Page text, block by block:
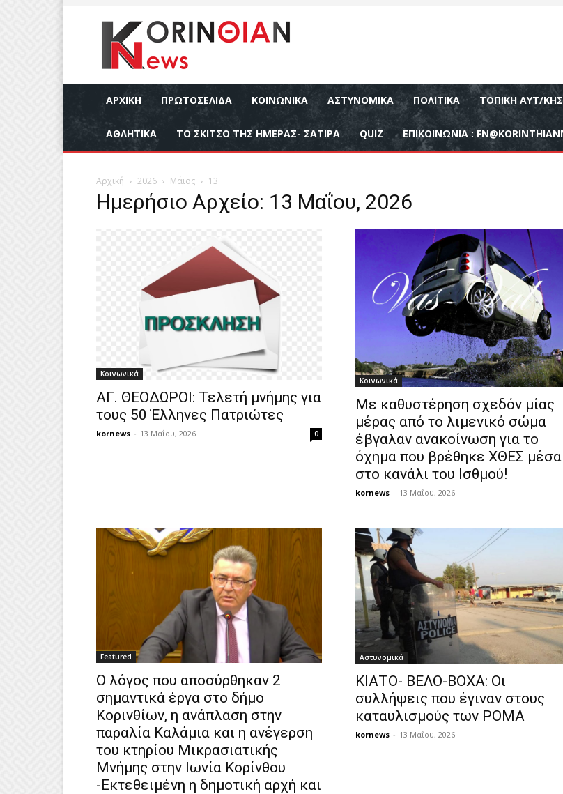
ΑΡΧΙΚΉ ΠΡΩΤΟΣΕΛΙΔΑ ΚΟΙΝΩΝΙΚΆ ΑΣΤΥΝΟΜΙΚΆ ΠΟΛΙΤΙΚΆ ΤΟΠΙΚΉ ΑΥΤ/
ΑΘΛΗΤΙΚΆ ΤΟ ΣΚΙΤΣΟ ΤΗΣ ΗΜΕΡΑΣ- ΣΑΤΙΡΑ QUIZ ΕΠΙΚΟΙΝΩΝΊΑ :
Αρχική 2026 Μάιος 13
Ημερήσιο Αρχείο: 13 Μαΐου, 2026
Κοινωνικά
ΑΓ. ΘΕΟΔΩΡΟΙ: Τελετή μνήμης για
τους 50 Έλληνες Πατριώτες
kornews - 13 Μαΐου, 2026 0
Κοινωνικά
Με καθυστέρηση σχεδόν μίας
μέρας από το λιμενικό σώμα
έβγαλαν ανακοίνωση για το
όχημα που βρέθηκε ΧΘΕΣ μέσα
στο κανάλι του Ισθμού!
kornews - 13 Μαΐου, 2026
Featured
Ο λόγος που αποσύρθηκαν 2
σημαντικά έργα στο δήμο
Κορινθίων, η ανάπλαση στην
παραλία Καλάμια και η ανέγερση
του κτηρίου Μικρασιατικής
Μνήμης στην Ιωνία Κορίνθου
-Εκτεθειμένη η δημοτική αρχή και
Αστυνομικά
ΚΙΑΤΟ- ΒΕΛΟ-ΒΟΧΑ: Οι
συλλήψεις που έγιναν στους
καταυλισμούς των ΡΟΜΑ
kornews - 13 Μαΐου, 2026